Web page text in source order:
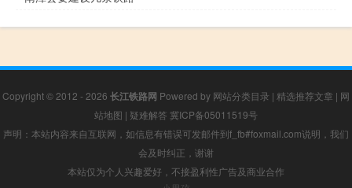
Copyright © 2012 - 2026 长江铁路网 Powered by 网站分类目录 | 精选推荐文章 | 网
站地图 | 疑难解答 冀ICP备05011519号
声明：本站内容来自互联网，如信息有错误可发邮件到f_fb#foxmail.com说明，我们
会及时纠正，谢谢
本站仅为个人兴趣爱好，不接盈利性广告及商业合作